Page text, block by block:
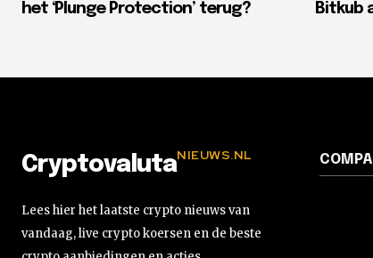
het ‘Plunge Protection’ terug?
Bitkub
CryptovalutaNIEUWS.NL
Lees hier het laatste crypto nieuws van
vandaag, live crypto koersen en de beste